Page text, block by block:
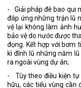
- Giải pháp đê bao qui
đáp ứng những trận lũ
vệ lại không làm ảnh
bảo vệ do nước được
đọng. Kết hợp với bơm
kì đỉnh lũ những năm
ra ngoài vùng dự án;
- Tùy theo điều kiện tự
hữu, các tiểu vùng cần